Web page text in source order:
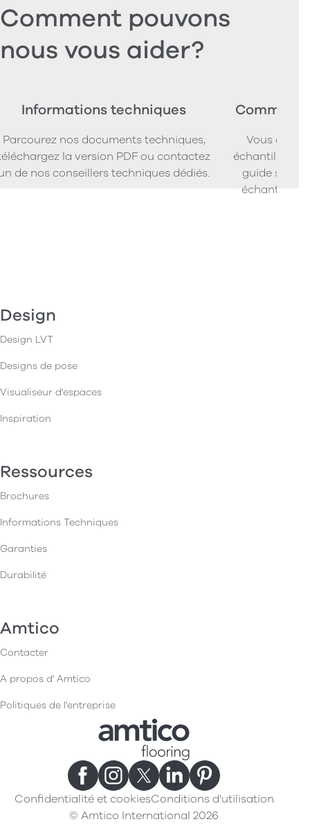
Comment pouvons
nous vous aider?
Informations techniques
Parcourez nos documents techniques,
la version PDF ou contactez
de nos conseillers techniques dédiés.
Vous
échantillons
guide
Design
Design LVT
Designs de pose
Visualiseur d'espaces
Inspiration
Ressources
Brochures
Informations Techniques
Garanties
Durabilité
Amtico
Contacter
A propos d' Amtico
Politiques de l'entreprise
Confidentialité et cookiesConditions d'utilisation
© Amtico International 2026